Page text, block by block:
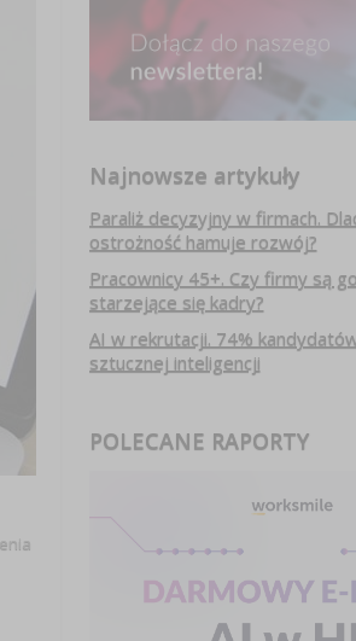
Najnowsze artykuły
Paraliż decyzyjny w firmach.
ostrożność hamuje rozwój?
Pracownicy 45+. Czy firmy są
starzejące się kadry?
AI w rekrutacji. 74%
sztucznej inteligencji
POLECANE RAPORTY